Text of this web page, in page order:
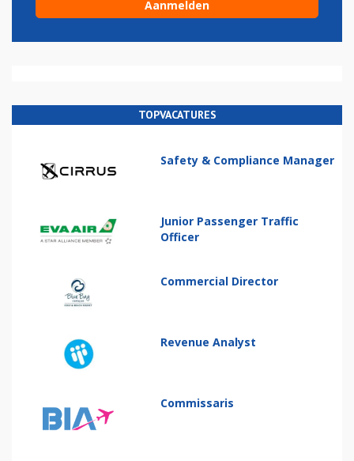
TOPVACATURES
Safety & Compliance Manager
Junior Passenger Traffic
Officer
Commercial Director
Revenue Analyst
Commissaris